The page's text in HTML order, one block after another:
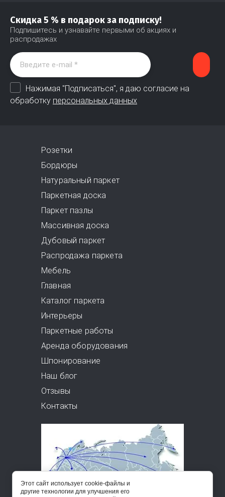
Скидка 5 % в подарок за подписку!
Подпишитесь и узнавайте первыми об акциях и
распродажах
Нажимая "Подписаться", я даю согласие на
обработку персональных данных
Розетки
Бордюры
Натуральный паркет
Паркетная доска
Паркет пазлы
Массивная доска
Дубовый паркет
Распродажа паркета
Мебель
Главная
Каталог паркета
Интерьеры
Паркетные работы
Аренда оборудования
Шпонирование
Наш блог
Отзывы
Контакты
Этот сайт использует cookie-файлы и
другие технологии для улучшения его